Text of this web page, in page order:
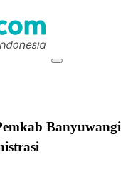
Banyuwangi